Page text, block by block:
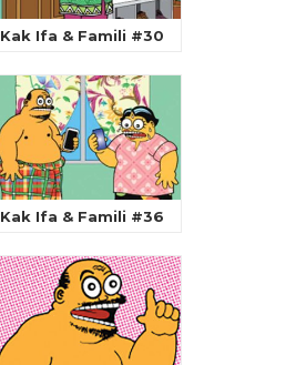
Kak Ifa & Famili #30
Kak Ifa & Famili #36